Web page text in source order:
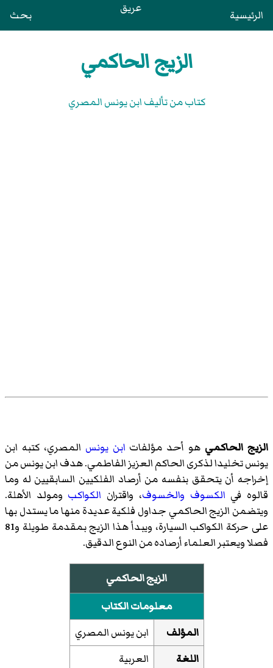
الرئيسية عريق بحث
الزيج الحاكمي
كتاب من تأليف ابن يونس المصري
الزيج الحاكمي هو أحد مؤلفات ابن يونس المصري، كتبه ابن
يونس تخليدا لذكرى الحاكم العزيز الفاطمي. هدف ابن يونس من
إخراجه أن يتحقق بنفسه من أرصاد الفلكيين السابقيين له وما
قالوه في الكسوف والخسوف، واقتران الكواكب ومولد الأهلة.
ويتضمن الزيج الحاكمي جداول فلكية عديدة منها ما يستدل بها
على حركة الكواكب السيارة، ويبدأ هذا الزيج بمقدمة طويلة و81
فصلا ويعتبر العلماء أرصاده من النوع الدقيق.
الزيج الحاكمي
معلومات الكتاب
المؤلف
ابن يونس المصري
اللغة
العربية